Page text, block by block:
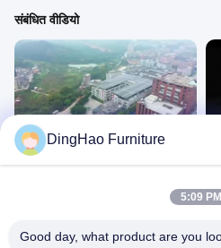
संबंधित वीडियो
गुआंगज़ौ डिंगहाओ फर्नीचर कं, लिमिटेड का
DingHao Furniture
5:09 PM
Good day, what product are you